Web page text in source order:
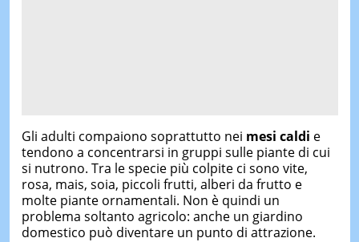
Gli adulti compaiono soprattutto nei mesi caldi e
tendono a concentrarsi in gruppi sulle piante di cui
si nutrono. Tra le specie più colpite ci sono vite,
rosa, mais, soia, piccoli frutti, alberi da frutto e
molte piante ornamentali. Non è quindi un
problema soltanto agricolo: anche un giardino
domestico può diventare un punto di attrazione.